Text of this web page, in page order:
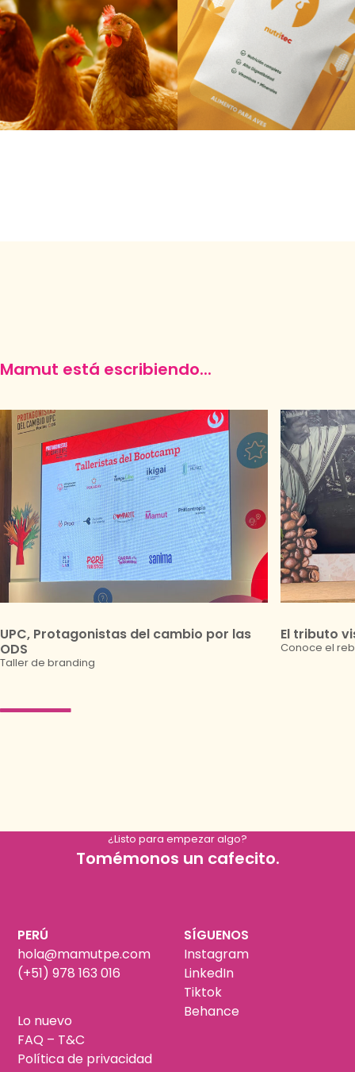
Mamut está escribiendo...
UPC, Protagonistas del cambio por las
ODS
Taller de branding
El tributo
Conoce el
¿Listo para empezar algo?
Tomémonos un cafecito.
PERÚ
hola@mamutpe.com
(+51) 978 163 016
Lo nuevo
FAQ – T&C
Política de privacidad
SÍGUENOS
Instagram
LinkedIn
Tiktok
Behance